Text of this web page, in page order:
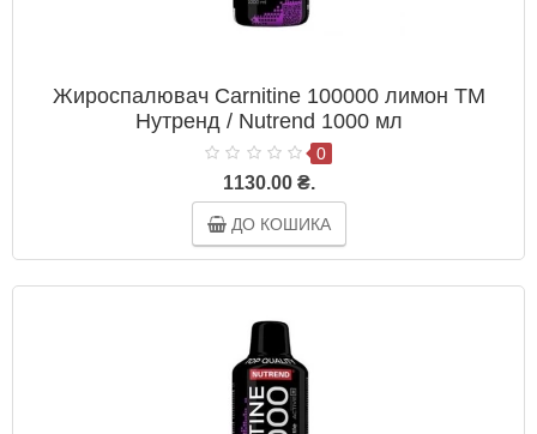
Жироспалювач Carnitine 100000 лимон ТМ
Нутренд / Nutrend 1000 мл
0
1130.00 ₴.
ДО КОШИКА